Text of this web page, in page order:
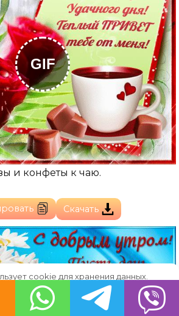
GIF
и конфеты к чаю.
Скачать
cookie для хранения данных.
сайт, Вы даете свое согласие на
с этими файлами.
OK